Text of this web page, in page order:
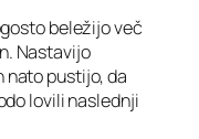
beležijo več
Nastavijo
nato pustijo, da
lovili naslednji